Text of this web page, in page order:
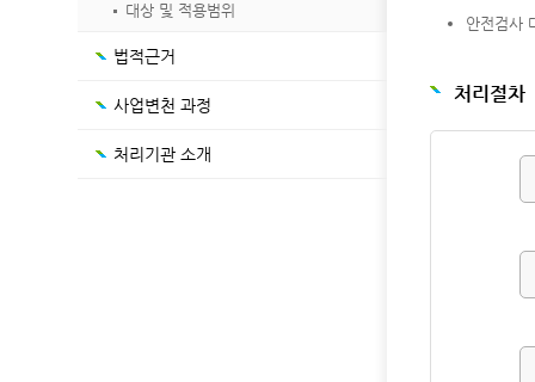
대상 및 적용범위
법적근거
사업변천 과정
처리기관 소개
안전검사
처리절차